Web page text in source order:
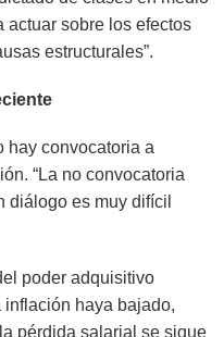
actuar sobre los efectos
estructurales”.
hay convocatoria a
“La no convocatoria
diálogo es muy difícil
poder adquisitivo
inflación haya bajado,
pérdida salarial se sigue